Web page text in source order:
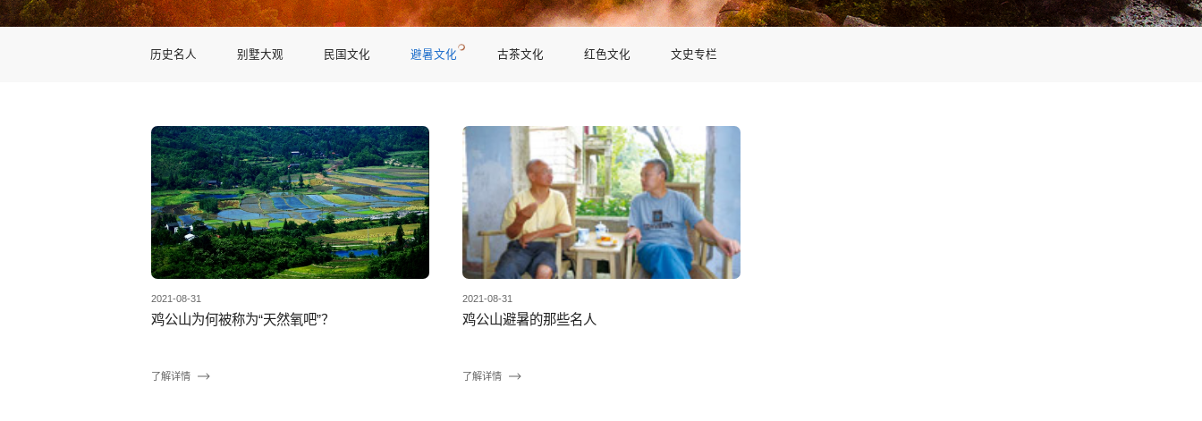
历史名人 别墅大观 民国文化 避暑文化 古茶文化 红色文化 文史专栏
2021-08-31
鸡公山为何被称为“天然氧吧”？
了解详情
2021-08-31
鸡公山避暑的那些名人
了解详情